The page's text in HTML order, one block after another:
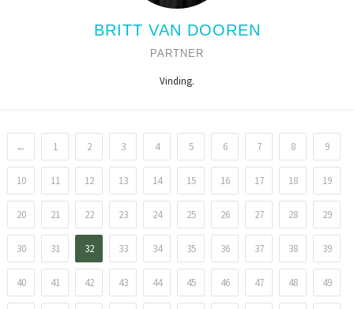
BRITT VAN DOOREN
PARTNER
Vinding.
← 1 2 3 4 5 6 7 8 9
10 11 12 13 14 15 16 17 18 19
20 21 22 23 24 25 26 27 28 29
30 31 32 33 34 35 36 37 38 39
40 41 42 43 44 45 46 47 48 49